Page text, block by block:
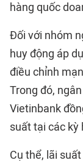
hàng quốc
Đối với nhóm
huy động áp
điều chỉnh
Trong đó,
Vietinbank
suất tại các kỳ
Cụ thể, lãi